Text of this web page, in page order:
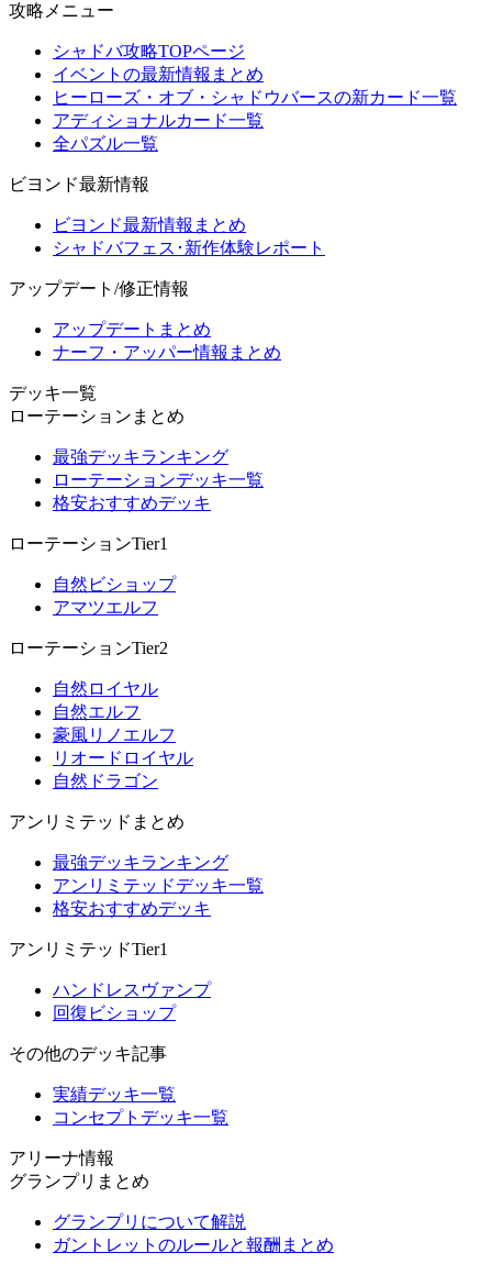
攻略メニュー
シャドバ攻略TOPページ
イベントの最新情報まとめ
ヒーローズ・オブ・シャドウバースの新カード一覧
アディショナルカード一覧
全パズル一覧
ビヨンド最新情報
ビヨンド最新情報まとめ
シャドバフェス･新作体験レポート
アップデート/修正情報
アップデートまとめ
ナーフ・アッパー情報まとめ
デッキ一覧
ローテーションまとめ
最強デッキランキング
ローテーションデッキ一覧
格安おすすめデッキ
ローテーションTier1
自然ビショップ
アマツエルフ
ローテーションTier2
自然ロイヤル
自然エルフ
豪風リノエルフ
リオードロイヤル
自然ドラゴン
アンリミテッドまとめ
最強デッキランキング
アンリミテッドデッキ一覧
格安おすすめデッキ
アンリミテッドTier1
ハンドレスヴァンプ
回復ビショップ
その他のデッキ記事
実績デッキ一覧
コンセプトデッキ一覧
アリーナ情報
グランプリまとめ
グランプリについて解説
ガントレットのルールと報酬まとめ